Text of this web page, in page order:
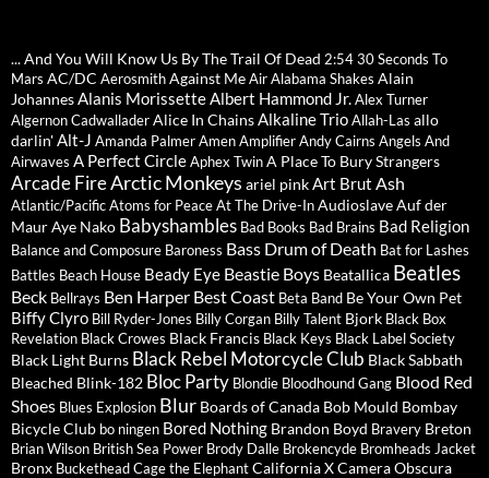
... And You Will Know Us By The Trail Of Dead 2:5430 Seconds To
Mars AC/DC AerosmithAgainst MeAirAlabama Shakes Alain
JohannesAlanis MorissetteAlbert Hammond Jr.Alex Turner
Algernon CadwalladerAlice In ChainsAlkaline TrioAllah-Las allo
darlin'Alt-J Amanda PalmerAmenAmplifierAndy Cairns Angels And
Airwaves A Perfect CircleAphex TwinA Place To Bury Strangers
Arcade FireArctic Monkeys ariel pinkArt Brut Ash
Atlantic/PacificAtoms for PeaceAt The Drive-InAudioslaveAuf der
MaurAye Nako Babyshambles Bad Books Bad Brains Bad Religion
Balance and Composure Baroness Bass Drum of Death Bat for Lashes
Battles Beach House Beady Eye Beastie Boys Beatallica Beatles
Beck Bellrays Ben Harper Best Coast Beta Band Be Your Own Pet
Biffy Clyro Bill Ryder-Jones Billy Corgan Billy Talent Bjork Black Box
Revelation Black Crowes Black Francis Black Keys Black Label Society
Black Light Burns Black Rebel Motorcycle Club Black Sabbath
Bleached Blink-182 Bloc Party Blondie Bloodhound Gang Blood Red
Shoes Blues Explosion Blur Boards of Canada Bob Mould Bombay
Bicycle Club bo ningen Bored Nothing Brandon Boyd Bravery Breton
Brian Wilson British Sea Power Brody Dalle Brokencyde Bromheads Jacket
Bronx BucketheadCage the ElephantCalifornia XCamera Obscura